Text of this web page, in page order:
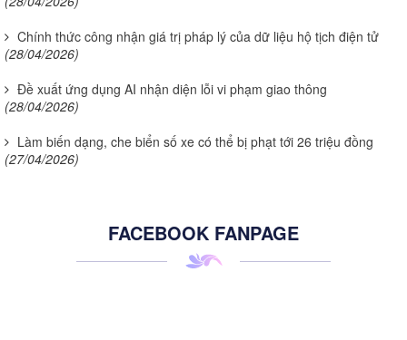
Chính thức công nhận giá trị pháp lý của dữ liệu hộ tịch điện tử
(28/04/2026)
Đề xuất ứng dụng AI nhận diện lỗi vi phạm giao thông
(28/04/2026)
Làm biến dạng, che biển số xe có thể bị phạt tới 26 triệu đồng
(27/04/2026)
FACEBOOK FANPAGE